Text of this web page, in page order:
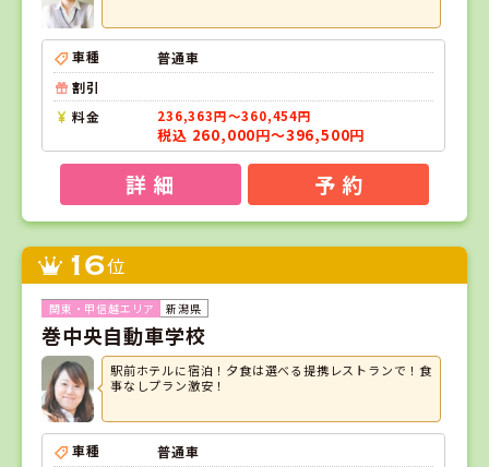
車種
普通車
割引
料金
236,363円～360,454円
税込 260,000円～396,500円
詳 細 予 約
16位
新潟県
巻中央自動車学校
駅前ホテルに宿泊！夕食は選べる提携レストランで！食
事なしプラン激安！
車種
普通車